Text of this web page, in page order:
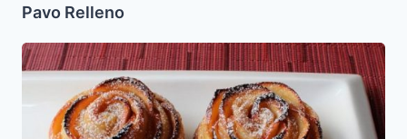
Pavo Relleno
Rosas
de
Challah